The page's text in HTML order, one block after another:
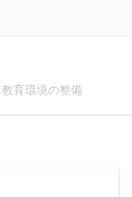
育環境の整備